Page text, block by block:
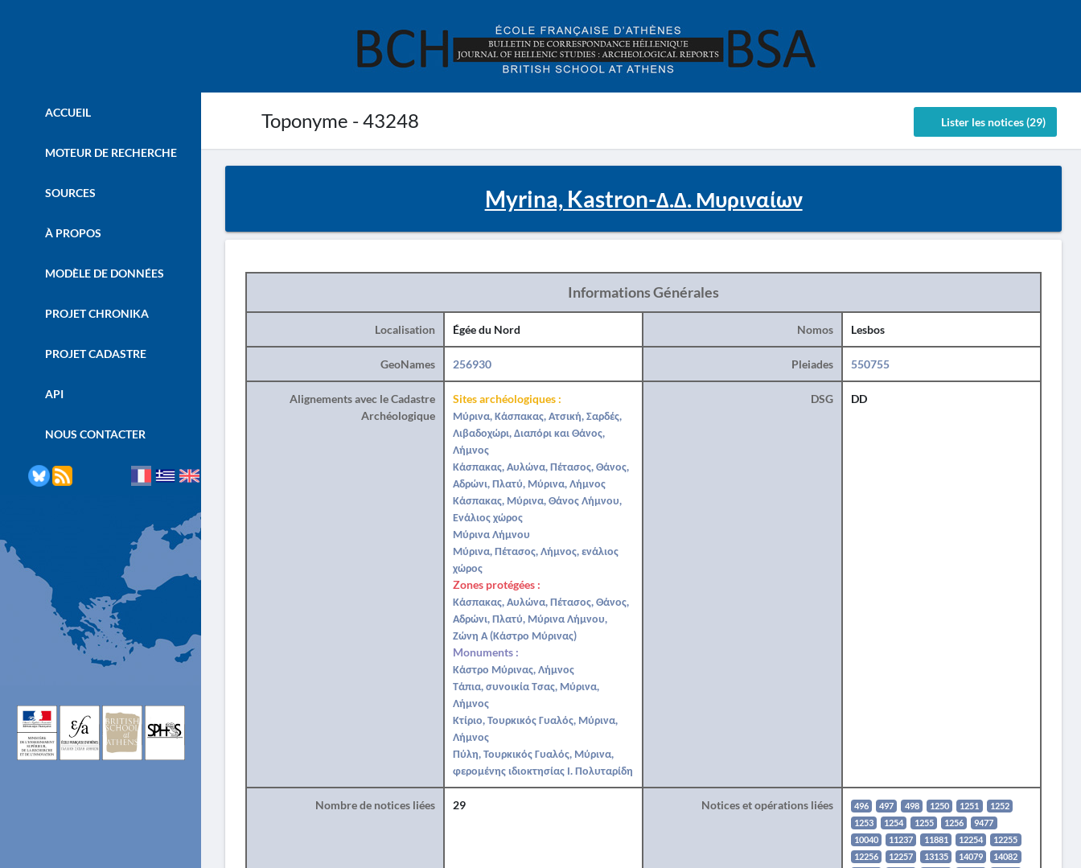
Toponyme - 43248 Lister les notices (29)
ACCUEIL
MOTEUR DE RECHERCHE
SOURCES
À PROPOS
MODÈLE DE DONNÉES
PROJET CHRONIKA
PROJET CADASTRE
API
NOUS CONTACTER
Myrina, Kastron-Δ.Δ. Μυριναίων
Informations Générales
Localisation Égée du Nord Nomos Lesbos
GeoNames 256930 Pleiades 550755
Alignements avec le Cadastre
Archéologique
Sites archéologiques :
Μύρινα, Κάσπακας, Ατσική, Σαρδές,
Λιβαδοχώρι, Διαπόρι και Θάνος,
Λήμνος
Κάσπακας, Αυλώνα, Πέτασος, Θάνος,
Αδρώνι, Πλατύ, Μύρινα, Λήμνος
Κάσπακας, Μύρινα, Θάνος Λήμνου,
Ενάλιος χώρος
Μύρινα Λήμνου
Μύρινα, Πέτασος, Λήμνος, ενάλιος
χώρος
Zones protégées :
Κάσπακας, Αυλώνα, Πέτασος, Θάνος,
Αδρώνι, Πλατύ, Μύρινα Λήμνου,
Ζώνη Α (Κάστρο Μύρινας)
Monuments :
Κάστρο Μύρινας, Λήμνος
Τάπια, συνοικία Τσας, Μύρινα,
Λήμνος
Κτίριο, Τουρκικός Γυαλός, Μύρινα,
Λήμνος
Πύλη, Τουρκικός Γυαλός, Μύρινα,
φερομένης ιδιοκτησίας Ι. Πολυταρίδη
DSG DD
Nombre de notices liées 29 Notices et opérations liées 496 497 498 1250 1251
1252
1253
1254 1255 1256
9477
10040
11237 11881 12254
12255
12256
12257 13135 14079
14082